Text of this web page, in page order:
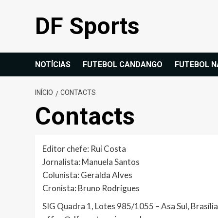
DF Sports
NOTÍCIAS FUTEBOL CANDANGO FUTEBOL
INÍCIO CONTACTS
Contacts
Editor chefe: Rui Costa
Jornalista: Manuela Santos
Colunista: Geralda Alves
Cronista: Bruno Rodrigues
SIG Quadra 1, Lotes 985/1055 – Asa Sul,